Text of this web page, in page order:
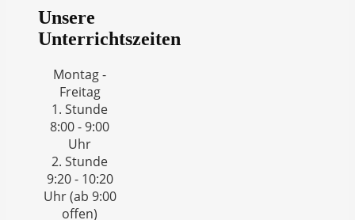
Unsere
Unterrichtszeiten
Montag -
Freitag
1. Stunde
8:00 - 9:00
Uhr
2. Stunde
9:20 - 10:20
Uhr (ab 9:00
offen)